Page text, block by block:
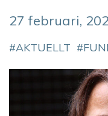
27 februari,
AKTUELLT